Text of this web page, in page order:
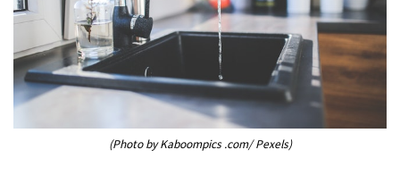
(Photo by Kaboompics .com/ Pexels)